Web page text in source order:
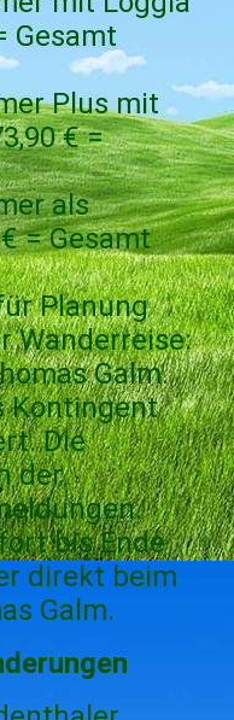
Gesamt
Plus mit
€ =
als
= Gesamt
Planung
Wanderreise:
Galm.
Kontingent
Die
der
bis Ende
direkt beim
Galm.